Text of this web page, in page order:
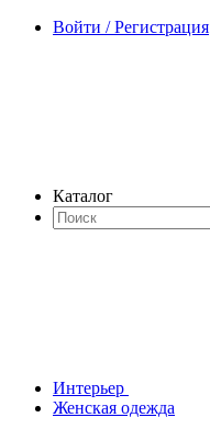
Войти / Регистрация
Каталог
Интерьер
Женская одежда